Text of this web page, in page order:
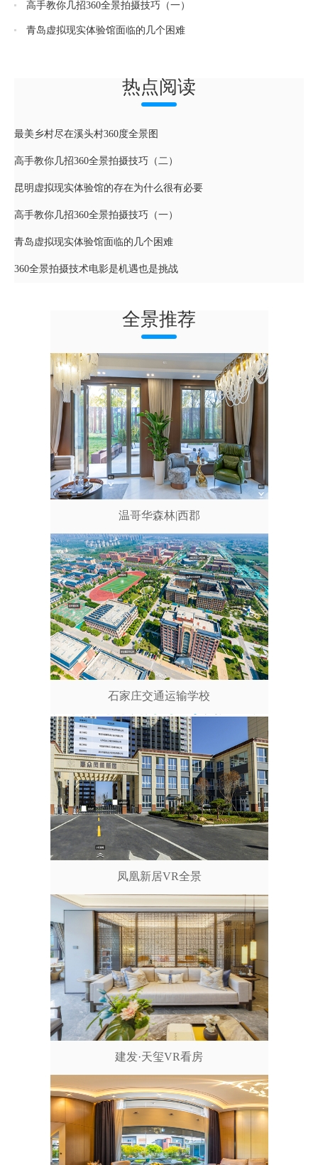
高手教你几招360全景拍摄技巧（一）
青岛虚拟现实体验馆面临的几个困难
热点阅读
最美乡村尽在溪头村360度全景图
高手教你几招360全景拍摄技巧（二）
昆明虚拟现实体验馆的存在为什么很有必要
高手教你几招360全景拍摄技巧（一）
青岛虚拟现实体验馆面临的几个困难
360全景拍摄技术电影是机遇也是挑战
全景推荐
温哥华森林|西郡
石家庄交通运输学校
凤凰新居VR全景
建发·天玺VR看房